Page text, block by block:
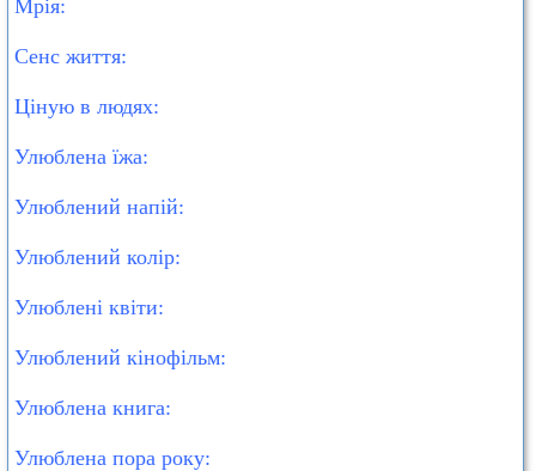
Мрія:
Сенс життя:
Ціную в людях:
Улюблена їжа:
Улюблений напій:
Улюблений колір:
Улюблені квіти:
Улюблений кінофільм:
Улюблена книга:
Улюблена пора року: